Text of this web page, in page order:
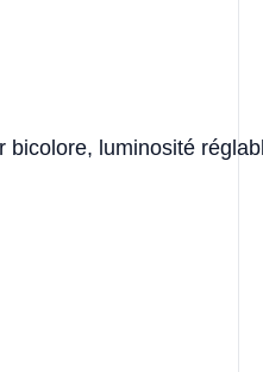
bicolore, luminosité